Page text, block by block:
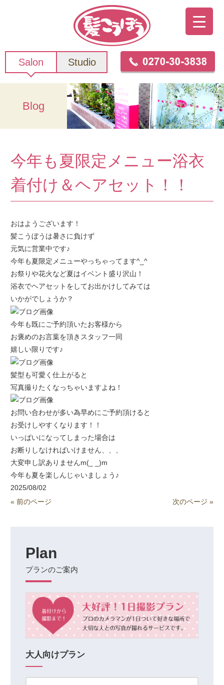
Salon Studio
Blog
今年も夏限定メニュー浴衣
着付け＆ヘアセット！！
おはようございます！
髪こうぼうは暑さに負けず
元気に営業中です♪
今年も夏限定メニューやっちゃってます^_^
お祭りや花火など夏はイベント盛り沢山！
浴衣でヘアセットをしてお出かけしてみては
いかがでしょうか？
今年も既にご予約頂いたお客様から
お褒めのお言葉を頂きスタッフ一同
嬉しい限りです♪
髪型も可愛く仕上がると
写真撮りたくなっちゃいますよね！
お問い合わせが多い為早めにご予約頂けると
お受けしやすくなります！！
いっぱいになってしまった場合は
お断りしなければいけません、、、
大変申し訳ありませんm(_ _)m
今年も夏を楽しんじゃいましょう♪
2025/08/02
« 前のページ
次のページ »
Plan
プランのご案内
大人向けプラン